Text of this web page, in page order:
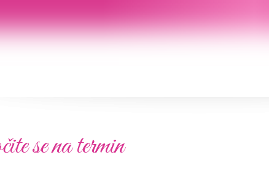
se na termin